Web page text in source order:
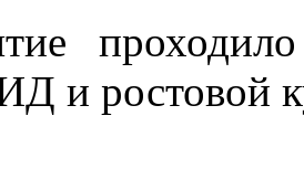
и ростовой